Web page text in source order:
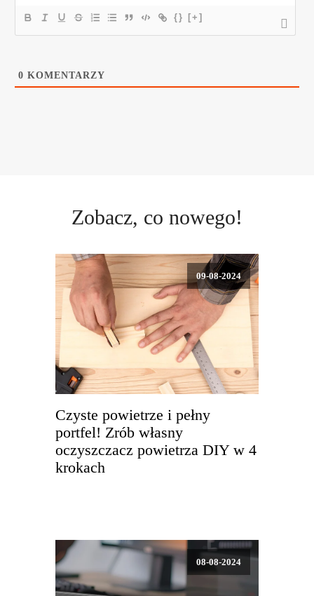
{} [+]
0 KOMENTARZY
Zobacz, co nowego!
09-08-2024
Czyste powietrze i pełny
portfel! Zrób własny
oczyszczacz powietrza DIY w 4
krokach
08-08-2024